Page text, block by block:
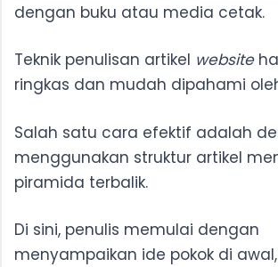
dengan buku atau media cetak.
Teknik penulisan artikel website
ringkas dan mudah dipahami
Salah satu cara efektif adalah
menggunakan struktur artikel
piramida terbalik.
Di sini, penulis memulai dengan
menyampaikan ide pokok di